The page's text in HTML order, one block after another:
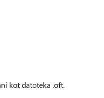
kot datoteka .oft.